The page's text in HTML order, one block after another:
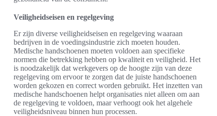
Veiligheidseisen en regelgeving
Er zijn diverse veiligheidseisen en regelgeving waaraan
bedrijven in de voedingsindustrie zich moeten houden.
Medische handschoenen moeten voldoen aan specifieke
normen die betrekking hebben op kwaliteit en veiligheid. Het
is noodzakelijk dat werkgevers op de hoogte zijn van deze
regelgeving om ervoor te zorgen dat de juiste handschoenen
worden gekozen en correct worden gebruikt. Het inzetten van
medische handschoenen helpt organisaties niet alleen om aan
de regelgeving te voldoen, maar verhoogt ook het algehele
veiligheidsniveau binnen hun processen.